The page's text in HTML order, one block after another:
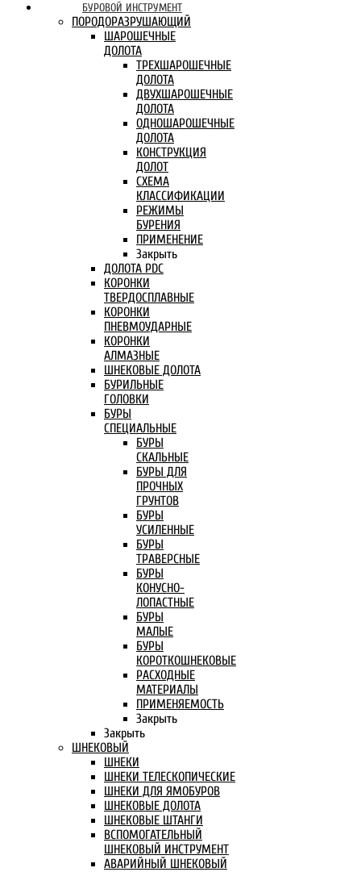
БУРОВОЙ ИНСТРУМЕНТ
ПОРОДОРАЗРУШАЮЩИЙ
ШАРОШЕЧНЫЕ
ДОЛОТА
ТРЕХШАРОШЕЧНЫЕ
ДОЛОТА
ДВУХШАРОШЕЧНЫЕ
ДОЛОТА
ОДНОШАРОШЕЧНЫЕ
ДОЛОТА
КОНСТРУКЦИЯ
ДОЛОТ
СХЕМА
КЛАССИФИКАЦИИ
РЕЖИМЫ
БУРЕНИЯ
ПРИМЕНЕНИЕ
Закрыть
ДОЛОТА PDC
КОРОНКИ
ТВЕРДОСПЛАВНЫЕ
КОРОНКИ
ПНЕВМОУДАРНЫЕ
КОРОНКИ
АЛМАЗНЫЕ
ШНЕКОВЫЕ ДОЛОТА
БУРИЛЬНЫЕ
ГОЛОВКИ
БУРЫ
СПЕЦИАЛЬНЫЕ
БУРЫ
СКАЛЬНЫЕ
БУРЫ ДЛЯ
ПРОЧНЫХ
ГРУНТОВ
БУРЫ
УСИЛЕННЫЕ
БУРЫ
ТРАВЕРСНЫЕ
БУРЫ
КОНУСНО-
ЛОПАСТНЫЕ
БУРЫ
МАЛЫЕ
БУРЫ
КОРОТКОШНЕКОВЫЕ
РАСХОДНЫЕ
МАТЕРИАЛЫ
ПРИМЕНЯЕМОСТЬ
Закрыть
Закрыть
ШНЕКОВЫЙ
ШНЕКИ
ШНЕКИ ТЕЛЕСКОПИЧЕСКИЕ
ШНЕКИ ДЛЯ ЯМОБУРОВ
ШНЕКОВЫЕ ДОЛОТА
ШНЕКОВЫЕ ШТАНГИ
ВСПОМОГАТЕЛЬНЫЙ
ШНЕКОВЫЙ ИНСТРУМЕНТ
АВАРИЙНЫЙ ШНЕКОВЫЙ